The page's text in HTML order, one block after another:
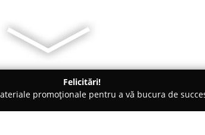
Felicitări!
promoționale pentru a vă bucura de